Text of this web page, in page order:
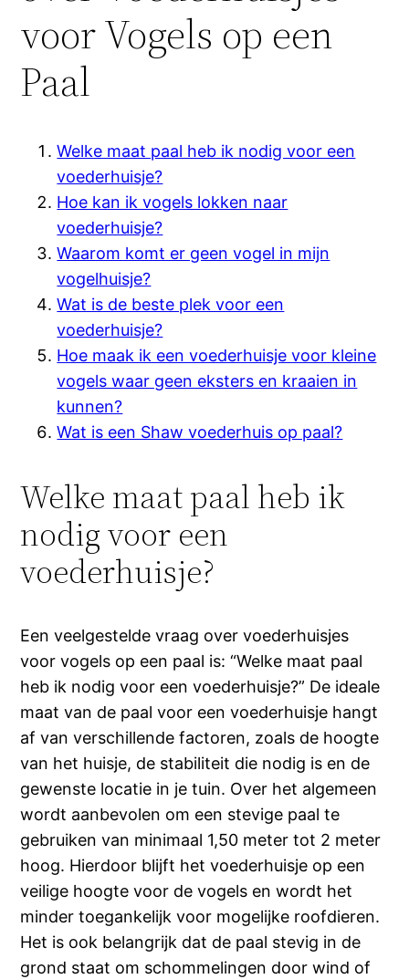
voor Vogels op een
Paal
Welke maat paal heb ik nodig voor een
voederhuisje?
Hoe kan ik vogels lokken naar
voederhuisje?
Waarom komt er geen vogel in mijn
vogelhuisje?
Wat is de beste plek voor een
voederhuisje?
Hoe maak ik een voederhuisje voor kleine
vogels waar geen eksters en kraaien in
kunnen?
Wat is een Shaw voederhuis op paal?
Welke maat paal heb ik
nodig voor een
voederhuisje?
Een veelgestelde vraag over voederhuisjes
voor vogels op een paal is: “Welke maat paal
heb ik nodig voor een voederhuisje?” De ideale
maat van de paal voor een voederhuisje hangt
af van verschillende factoren, zoals de hoogte
van het huisje, de stabiliteit die nodig is en de
gewenste locatie in je tuin. Over het algemeen
wordt aanbevolen om een stevige paal te
gebruiken van minimaal 1,50 meter tot 2 meter
hoog. Hierdoor blijft het voederhuisje op een
veilige hoogte voor de vogels en wordt het
minder toegankelijk voor mogelijke roofdieren.
Het is ook belangrijk dat de paal stevig in de
grond staat om schommelingen door wind of